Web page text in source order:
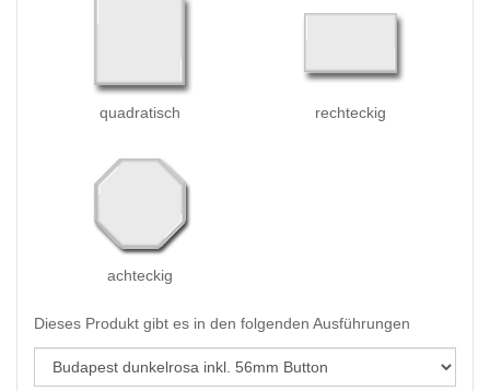
quadratisch rechteckig
achteckig
Dieses Produkt gibt es in den folgenden Ausführungen